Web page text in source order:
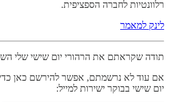
רלוונטיות לחברה הספציפית.
לינק למאמר
תודה שקראתם את הרהורי יום שישי שלי
אם עוד לא נרשמתם, אפשר להירשם כאן כדי
יום שישי בבוקר ישירות למייל: